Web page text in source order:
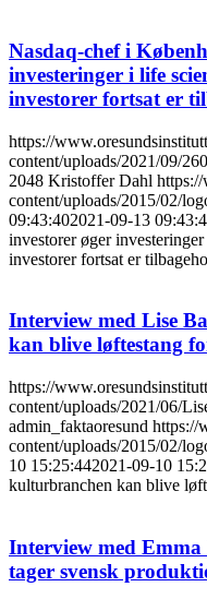
Nasdaq-chef i
investeringer i life
investorer fortsat er
https://
content/uploads/2021/09/
2048 Kristoffer Dahl
content/uploads/2015/02/
09:43:402021-09-13
investorer øger
investorer fortsat er
Interview med Lise
kan blive løftestang
https://
content/uploads/2021/06/
admin_faktaoresund https://
content/uploads/2015/02/
10 15:25:442021-09-10
kulturbranchen kan blive
Interview med
tager svensk